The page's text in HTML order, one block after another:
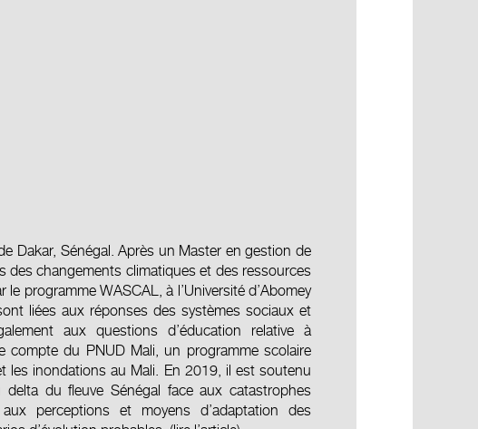
Dakar, Sénégal. Après un Master en gestion de
des changements climatiques et des ressources
programme WASCAL, à l’Université d’Abomey
liées aux réponses des systèmes sociaux et
aux questions d’éducation relative à
compte du PNUD Mali, un programme scolaire
les inondations au Mali. En 2019, il est soutenu
du fleuve Sénégal face aux catastrophes
perceptions et moyens d’adaptation des